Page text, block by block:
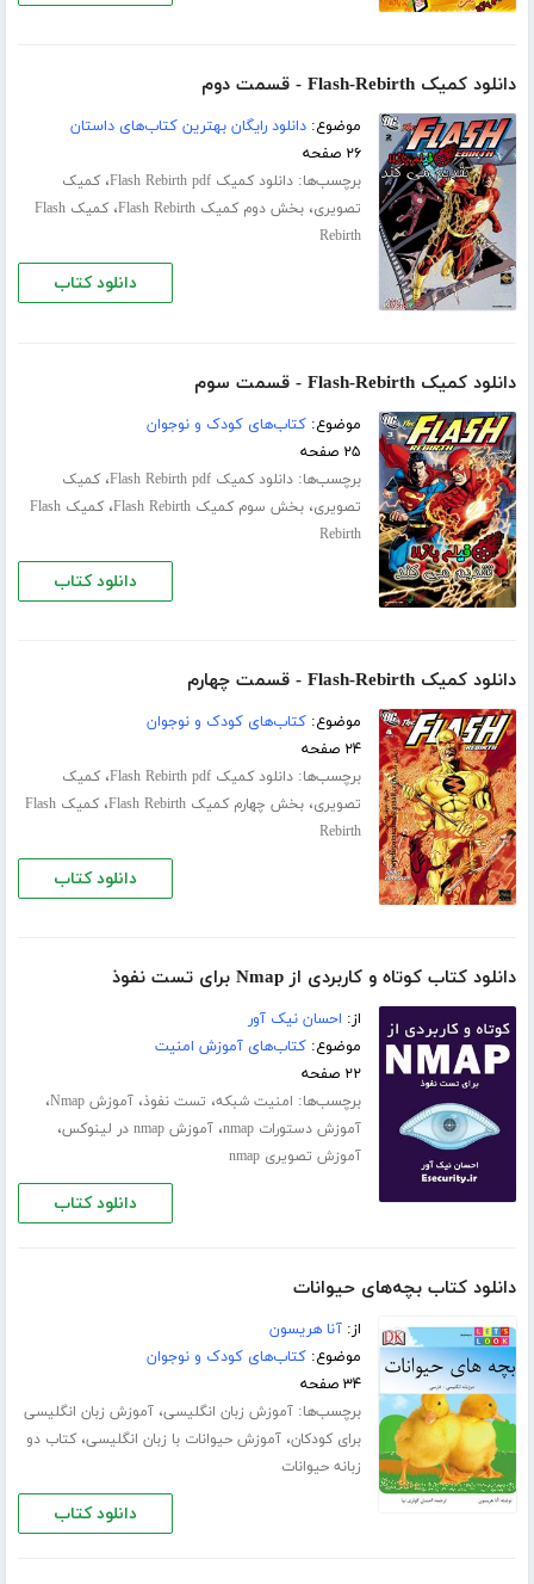
دانلود کمیک Flash-Rebirth - قسمت دوم
موضوع:دانلود رایگان بهترین کتاب‌های داستان
۲۶ صفحه
برچسب‌ها:دانلود کمیک Flash Rebirth pdf ،کمیک
تصویری،بخش دوم کمیک Flash Rebirth ،
کمیک Flash
Rebirth
دانلود کتاب
دانلود کمیک Flash-Rebirth - قسمت سوم
موضوع:کتاب‌های کودک و نوجوان
۲۵ صفحه
برچسب‌ها:دانلود کمیک Flash Rebirth pdf ،کمیک
تصویری،بخش سوم کمیک Flash Rebirth ،
کمیک Flash
Rebirth
دانلود کتاب
دانلود کمیک Flash-Rebirth - قسمت چهارم
موضوع:کتاب‌های کودک و نوجوان
۲۴ صفحه
برچسب‌ها:دانلود کمیک Flash Rebirth pdf ،کمیک
تصویری،بخش چهارم کمیک Flash Rebirth ،
کمیک Flash
Rebirth
دانلود کتاب
دانلود کتاب کوتاه و کاربردی از Nmap برای تست نفوذ
از: احسان نیک آور
موضوع:کتاب‌های آموزش امنیت
۲۲ صفحه
برچسب‌ها: امنیت شبکه، تست نفوذ،آموزش Nmap ،
آموزش دستورات nmap ،آموزش nmap در لینوکس ،
آموزش تصویری nmap
دانلود کتاب
دانلود کتاب بچه‌های حیوانات
از:آنا هریسون
موضوع:کتاب‌های کودک و نوجوان
۳۴ صفحه
برچسب‌ها:آموزش زبان انگلیسی،آموزش زبان انگلیسی
برای کودکان،آموزش حیوانات با زبان انگلیسی،کتاب دو
زبانه حیوانات
دانلود کتاب